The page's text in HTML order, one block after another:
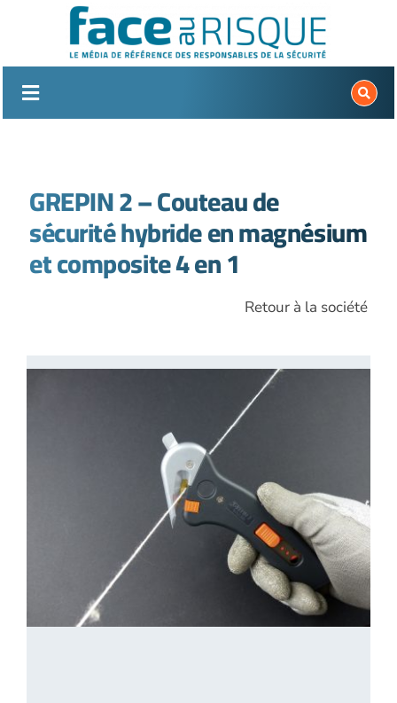
GREPIN 2 – Couteau de
sécurité hybride en magnésium
et composite 4 en 1
Retour à la société